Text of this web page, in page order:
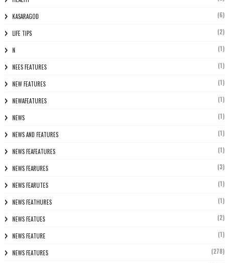
KASARAGOD (6)
LIFE TIPS (2)
N (1)
NEES FEATURES (1)
NEW FEATURES (1)
NEWAFEATURES (1)
NEWS (1)
NEWS AND FEATURES (1)
NEWS FEAFEATURES (1)
NEWS FEARURES (3)
NEWS FEARUTES (1)
NEWS FEATHURES (1)
NEWS FEATUES (2)
NEWS FEATURE (1)
NEWS FEATURES (278)